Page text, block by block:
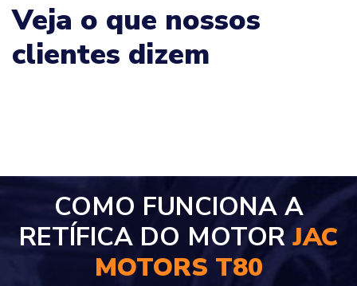
Veja o que nossos
clientes dizem
COMO FUNCIONA A
RETÍFICA DO MOTORJAC
MOTORS T80